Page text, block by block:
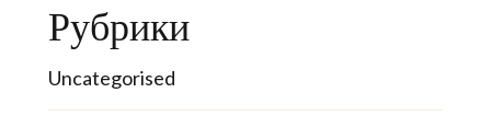
Рубрики
Uncategorised